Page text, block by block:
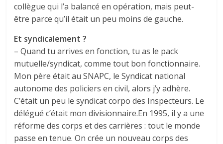
collègue qui l’a balancé en opération, mais peut-
être parce qu’il était un peu moins de gauche.
Et syndicalement ?
– Quand tu arrives en fonction, tu as le pack
mutuelle/syndicat, comme tout bon fonctionnaire.
Mon père était au SNAPC, le Syndicat national
autonome des policiers en civil, alors j’y adhère.
C’était un peu le syndicat corpo des Inspecteurs. Le
délégué c’était mon divisionnaire.En 1995, il y a une
réforme des corps et des carrières : tout le monde
passe en tenue. On crée un nouveau corps des